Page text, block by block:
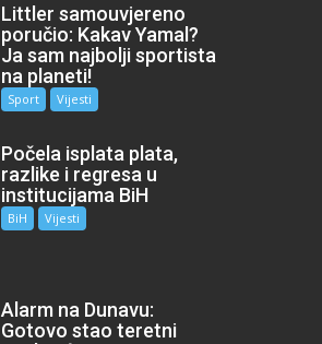
Littler samouvjereno
poručio: Kakav Yamal?
Ja sam najbolji sportista
na planeti!
Sport Vijesti
Počela isplata plata,
razlike i regresa u
institucijama BiH
BiH Vijesti
Alarm na Dunavu:
Gotovo stao teretni